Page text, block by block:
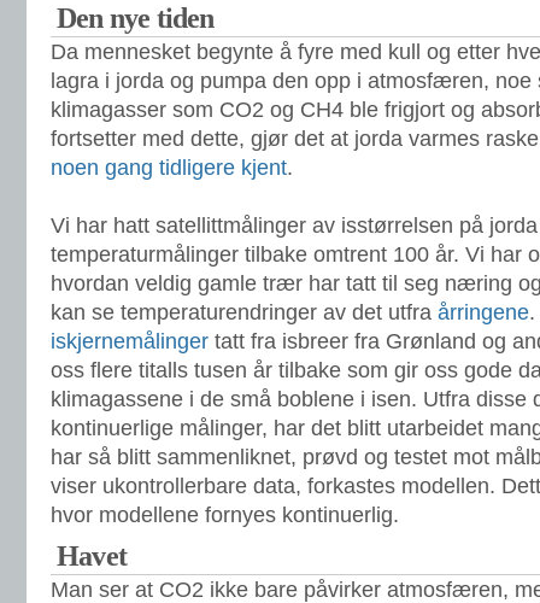
Den nye tiden
Da mennesket begynte å fyre med kull og etter
lagra i jorda og pumpa den opp i atmosfæren, noe
klimagasser som CO2 og CH4 ble frigjort og
fortsetter med dette, gjør det at jorda varmes
noen gang tidligere kjent.
Vi har hatt satellittmålinger av isstørrelsen på
temperaturmålinger tilbake omtrent 100 år. Vi har
hvordan veldig gamle trær har tatt til seg næring
kan se temperaturendringer av det utfra årringene
iskjernemålinger tatt fra isbreer fra Grønland og
oss flere titalls tusen år tilbake som gir oss gode
klimagassene i de små boblene i isen. Utfra disse
kontinuerlige målinger, har det blitt utarbeidet
har så blitt sammenliknet, prøvd og testet mot
viser ukontrollerbare data, forkastes modellen.
hvor modellene fornyes kontinuerlig.
Havet
Man ser at CO2 ikke bare påvirker atmosfæren,